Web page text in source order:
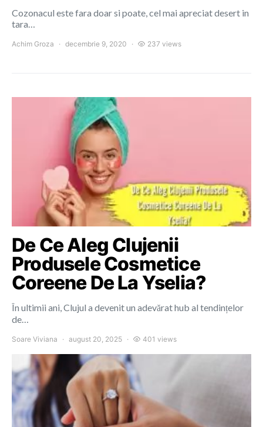
Cozonacul este fara doar si poate, cel mai apreciat desert in
tara…
Achim Groza decembrie 9, 2020 237 views
De Ce Aleg Clujenii
Produsele Cosmetice
Coreene De La Yselia?
În ultimii ani, Clujul a devenit un adevărat hub al tendințelor
de…
Soare Viviana august 20, 2025 401 views